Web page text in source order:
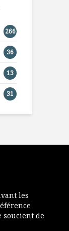
266
36
13
31
les
soucient de